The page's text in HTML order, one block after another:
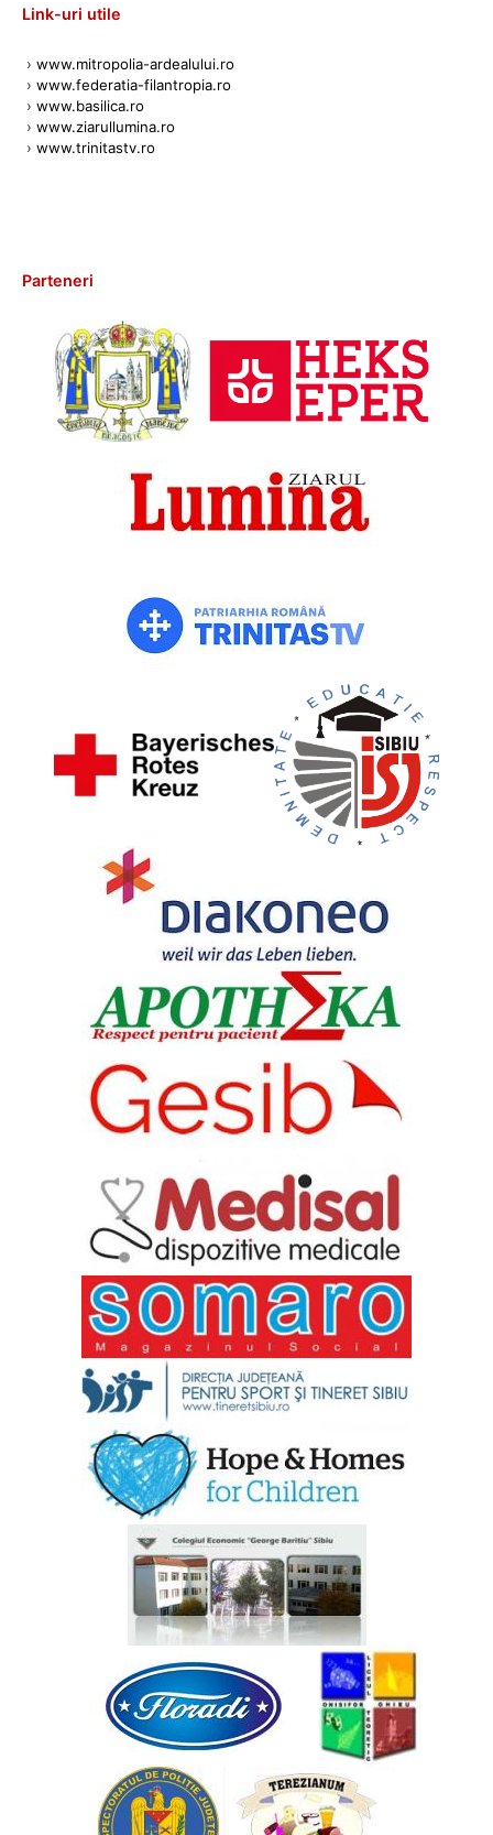
Link-uri utile
› www.mitropolia-ardealului.ro
› www.federatia-filantropia.ro
› www.basilica.ro
› www.ziarullumina.ro
› www.trinitastv.ro
Parteneri